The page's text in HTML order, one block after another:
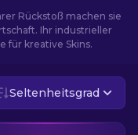
DE
Rückstoß machen sie
Ihr industrieller
für kreative Skins.
Seltenheitsgrad